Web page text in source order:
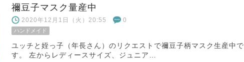
禰豆子マスク量産中
2020年12月1日（火）20:55 0
ハンドメイド
ユッチと姪っ子（年長さん）のリクエストで禰豆子柄マスク生産中で
す。 左からレディースサイズ、ジュニア…